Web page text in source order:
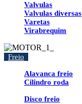
Valvulas
Valvulas diversas
Varetas
Virabrequim
Freio
Alavanca freio
Cilindro roda
Disco freio